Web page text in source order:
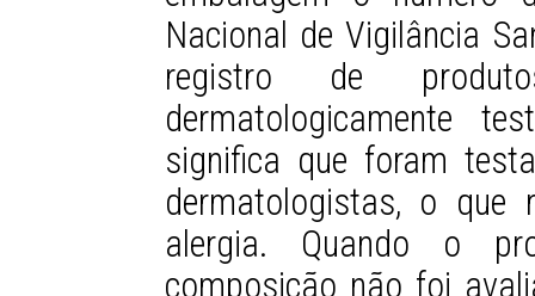
Nacional de Vigilância
registro de
dermatologicamente
significa que foram
dermatologistas, o que
alergia. Quando o
composição não foi